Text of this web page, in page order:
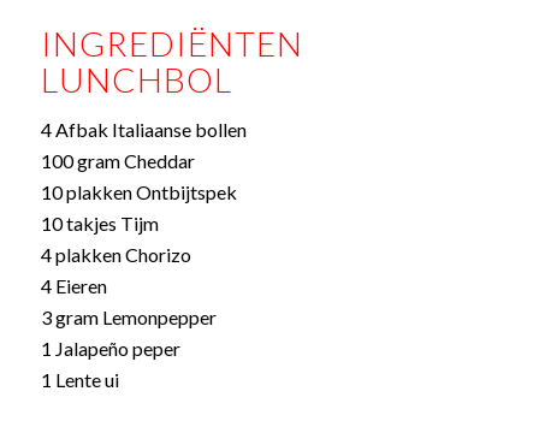
INGREDIËNTEN
LUNCHBOL
4 Afbak Italiaanse bollen
100 gram Cheddar
10 plakken Ontbijtspek
10 takjes Tijm
4 plakken Chorizo
4 Eieren
3 gram Lemonpepper
1 Jalapeño peper
1 Lente ui